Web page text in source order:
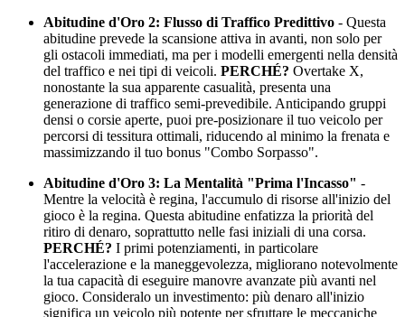
Abitudine d'Oro 2: Flusso di Traffico Predittivo - Questa
abitudine prevede la scansione attiva in avanti, non solo per
gli ostacoli immediati, ma per i modelli emergenti nella densità
del traffico e nei tipi di veicoli. PERCHÉ? Overtake X,
nonostante la sua apparente casualità, presenta una
generazione di traffico semi-prevedibile. Anticipando gruppi
densi o corsie aperte, puoi pre-posizionare il tuo veicolo per
percorsi di tessitura ottimali, riducendo al minimo la frenata e
massimizzando il tuo bonus "Combo Sorpasso".
Abitudine d'Oro 3: La Mentalità "Prima l'Incasso" -
Mentre la velocità è regina, l'accumulo di risorse all'inizio del
gioco è la regina. Questa abitudine enfatizza la priorità del
ritiro di denaro, soprattutto nelle fasi iniziali di una corsa.
PERCHÉ? I primi potenziamenti, in particolare
l'accelerazione e la maneggevolezza, migliorano notevolmente
la tua capacità di eseguire manovre avanzate più avanti nel
gioco. Consideralo un investimento: più denaro all'inizio
significa un veicolo più potente per sfruttare le meccaniche